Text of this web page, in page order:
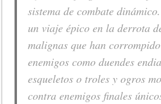
sistema de combate
un viaje épico en la derrota
malignas que han
enemigos como duendes
esqueletos o troles y ogros
contra enemigos finales